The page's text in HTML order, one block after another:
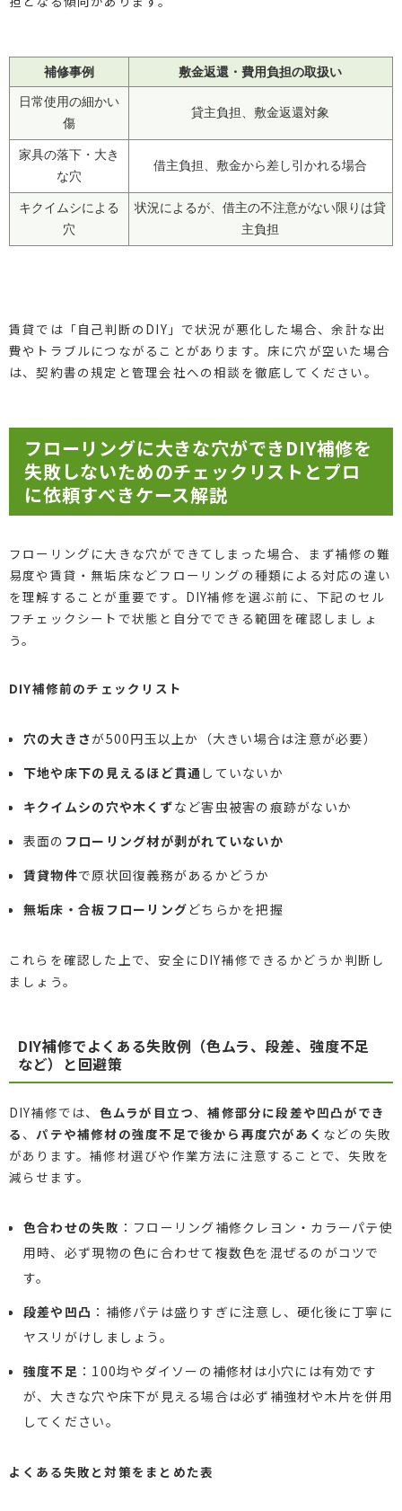
補修事例 敷金返還・費用負担の取扱い
日常使用の細かい
傷
貸主負担、敷金返還対象
家具の落下・大き
な穴
借主負担、敷金から差し引かれる場合
キクイムシによる
穴
状況によるが、借主の不注意がない限りは貸
主負担
賃貸では「自己判断のDIY」で状況が悪化した場合、余計な出
費やトラブルにつながることがあります。床に穴が空いた場合
は、契約書の規定と管理会社への相談を徹底してください。
フローリングに大きな穴ができDIY補修を
失敗しないためのチェックリストとプロ
に依頼すべきケース解説
フローリングに大きな穴ができてしまった場合、まず補修の難
易度や賃貸・無垢床などフローリングの種類による対応の違い
を理解することが重要です。DIY補修を選ぶ前に、下記のセル
フチェックシートで状態と自分でできる範囲を確認しましょ
う。
DIY補修前のチェックリスト
穴の大きさが500円玉以上か（大きい場合は注意が必要）
下地や床下の見えるほど貫通 していないか
キクイムシの穴や木くずなど害虫被害の痕跡がないか
表面の フローリング材が剥がれていないか
賃貸物件で原状回復義務があるかどうか
無垢床・合板フローリングどちらかを把握
これらを確認した上で、安全にDIY補修できるかどうか判断し
ましょう。
DIY補修でよくある失敗例（色ムラ、段差、強度不足
など）と回避策
DIY補修では、 色ムラが目立つ、補修部分に段差や凹凸ができ
る 、 パテや補修材の強度不足で後から再度穴があく などの失敗
があります。補修材選びや作業方法に注意することで、失敗を
減らせます。
色合わせの失敗 ：フローリング補修クレヨン・カラーパテ使
用時、必ず現物の色に合わせて複数色を混ぜるのがコツで
す。
段差や凹凸 ：補修パテは盛りすぎに注意し、硬化後に丁寧に
ヤスリがけしましょう。
強度不足 ：100均やダイソーの補修材は小穴には有効です
が、大きな穴や床下が見える場合は必ず補強材や木片を併用
してください。
よくある失敗と対策をまとめた表